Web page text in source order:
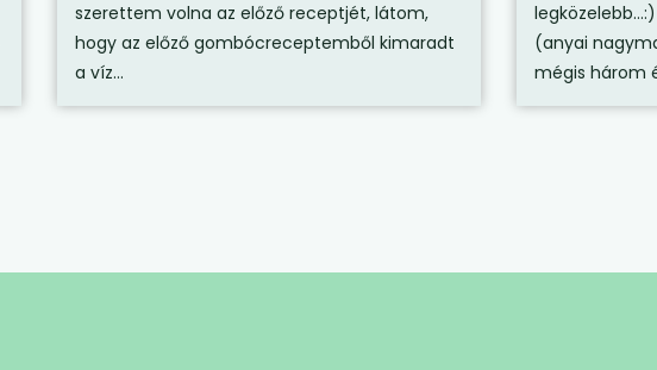
szerettem volna az előző receptjét, látom,
hogy az előző gombócreceptemből kimaradt
a víz...
(anyai
mégis három